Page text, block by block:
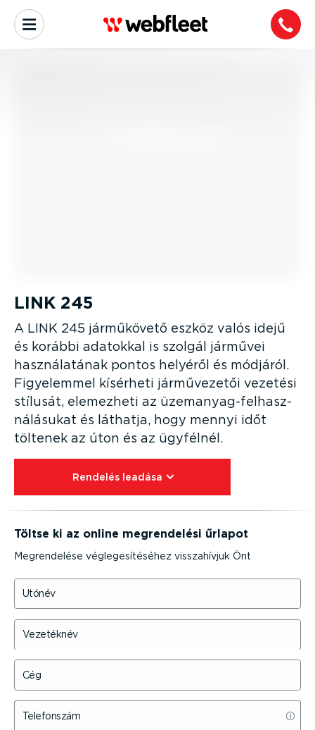
LINK 245
A LINK 245 járműkövető eszköz valós idejű
és korábbi adatokkal is szolgál járművei
haszná­la­tának pontos helyéről és módjáról.
Figyelemmel kísérheti jármű­ve­zetői vezetési
stílusát, elemezheti az üzemanyag-­fel­hasz­
ná­lá­sukat és láthatja, hogy mennyi időt
töltenek az úton és az ügyfélnél.
Rendelés leadása⁠
Töltse ki az online megren­delési űrlapot
Megren­delése végle­ge­sí­té­séhez vissza­hívjuk Önt
Utónév
Vezetéknév
Cég
Telefonszám